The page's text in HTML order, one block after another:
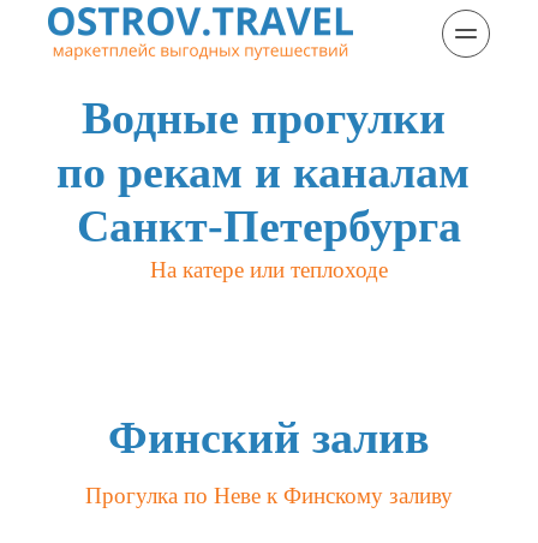
Водные прогулки
по рекам и каналам
Санкт-Петербурга
На катере или теплоходе
Финский залив
Прогулка по Неве к Финскому заливу